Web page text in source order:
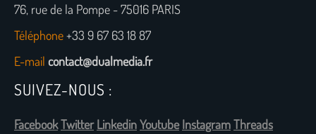
76, rue de la Pompe - 75016 PARIS
Téléphone+33 9 67 63 18 87
E-mail contact@dualmedia.fr
SUIVEZ-NOUS :
FacebookTwitter LinkedinYoutube InstagramThreads